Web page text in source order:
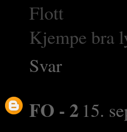
Flott
Kjempe bra
Svar
FO - 2 15.